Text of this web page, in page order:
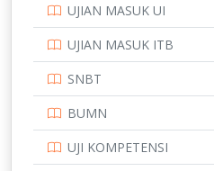
SMP
STIP
UNIVERSITAS AIRLANGGA
UJIAN MASUK UI
UJIAN MASUK ITB
SNBT
BUMN
UJI KOMPETENSI